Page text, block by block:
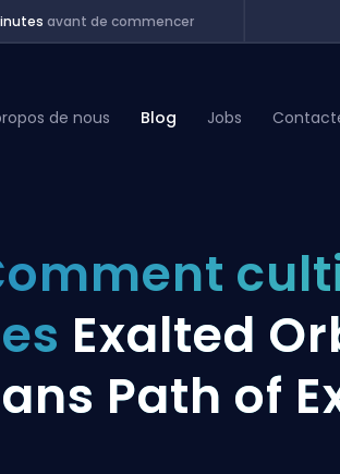
avant de commencer
de nous Blog Jobs
Exalted
Path of